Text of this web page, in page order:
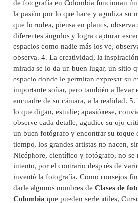
de fotografía en Colombia funcionan
la pasión por lo que hace y agudiza su
que lo rodea, piensa en planos, observa
diferentes ángulos y logra capturar
espacios como nadie más los ve,
observa. 4. La creatividad, la
mirada se lo da un buen lugar, un sitio
espacio donde le permitan expresar su
importante soñar, pero también a llevar
encuadre de su cámara, a la realidad.
lo que digan, estudie; apasiónese,
observe cada detalle, agudice su ojo
un buen fotógrafo y encontrar su toque
tiempo, los grandes artistas no nacen,
Nicéphore, científico y fotógrafo, no se
intento, por el contrario después de
inventó la fotografía. Como consejos
darle algunos nombres de Clases de
Colombia que pueden serle útiles,